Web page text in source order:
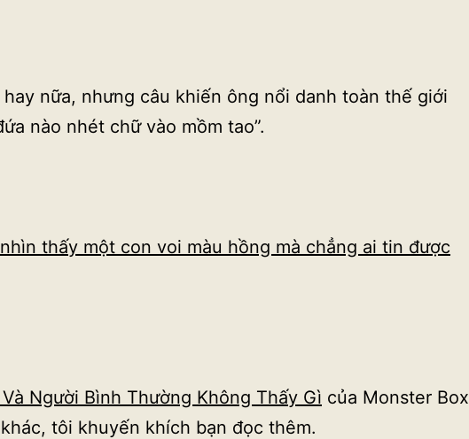
nữa, nhưng câu khiến ông nổi danh toàn thế giới
nào nhét chữ vào mồm tao”.
thấy một con voi màu hồng mà chẳng ai tin được
Người Bình Thường Không Thấy Gì của Monster Box
tôi khuyến khích bạn đọc thêm.